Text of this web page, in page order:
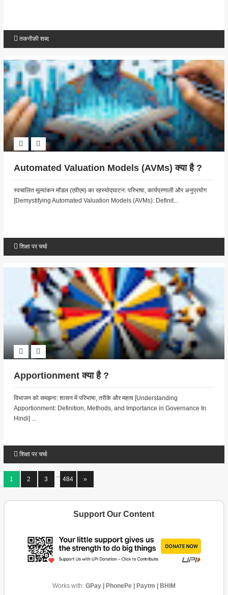
तकनीकी शब्द
Automated Valuation Models (AVMs) क्या है ?
स्वचालित मूल्यांकन मॉडल (एवीएम) का रहस्योद्घाटन: परिभाषा, कार्यप्रणाली और अनुप्रयोग
[Demystifying Automated Valuation Models (AVMs): Definit...
शिक्षा पर चर्चा
Apportionment क्या है ?
विभाजन को समझना: शासन में परिभाषा, तरीके और महत्व [Understanding
Apportionment: Definition, Methods, and Importance in Governance In
Hindi] ...
शिक्षा पर चर्चा
1 2 3
...
484 »
Support Our Content
Works with: GPay | PhonePe | Paytm | BHIM